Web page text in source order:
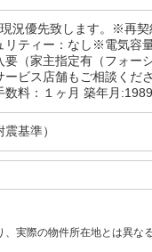
況優先致します。※再
ティー：なし※電気容
（家主指定有（フォー
ービス店舗もご相談く
料：１ヶ月 築年月
基準）
実際の物件所在地とは異な